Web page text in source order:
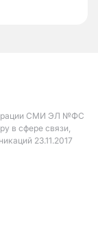
СМИ ЭЛ №ФС
в сфере связи,
23.11.2017